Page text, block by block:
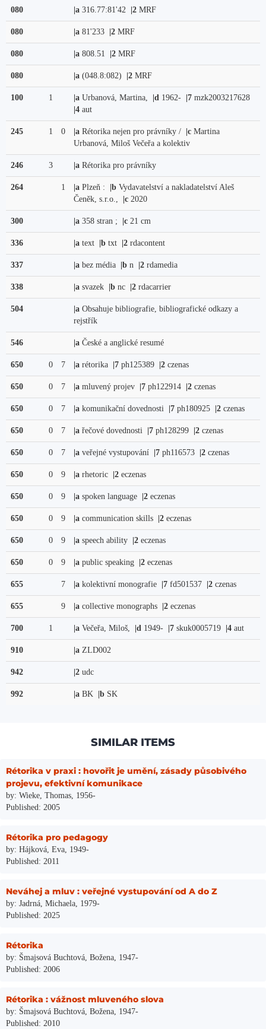
080 |a 316.77:81'42 |2 MRF
080 |a 81'233 |2 MRF
080 |a 808.51 |2 MRF
080 |a (048.8:082) |2 MRF
100 1 |a Urbanová, Martina, |d 1962- |7 mzk2003217628
|4 aut
245 1 0 |a Rétorika nejen pro právníky / |c Martina
Urbanová, Miloš Večeřa a kolektiv
246 3 |a Rétorika pro právníky
264 1 |a Plzeň : |b Vydavatelství a nakladatelství Aleš
Čeněk, s.r.o.,
|c 2020
300 |a 358 stran ; |c 21 cm
336 |a text |b txt |2 rdacontent
337 |a bez média |b n |2 rdamedia
338 |a svazek |b nc |2 rdacarrier
504 |a Obsahuje bibliografie, bibliografické odkazy a
rejstřík
546 |a České a anglické resumé
650 0 7 |a rétorika |7 ph125389 |2 czenas
650 0 7 |a mluvený projev |7 ph122914 |2 czenas
650 0 7 |a komunikační dovednosti |7 ph180925 |2 czenas
650 0 7 |a řečové dovednosti |7 ph128299 |2 czenas
650 0 7 |a veřejné vystupování |7 ph116573 |2 czenas
650 0 9 |a rhetoric |2 eczenas
650 0 9 |a spoken language |2 eczenas
650 0 9 |a communication skills |2 eczenas
650 0 9 |a speech ability |2 eczenas
650 0 9 |a public speaking |2 eczenas
655 7 |a kolektivní monografie |7 fd501537 |2 czenas
655 9 |a collective monographs |2 eczenas
700 1 |a Večeřa, Miloš, |d 1949- |7 skuk0005719 |4 aut
910 |a ZLD002
942 |2 udc
992 |a BK |b SK
SIMILAR ITEMS
Rétorika v praxi : hovořit je umění, zásady působivého
projevu, efektivní komunikace
by: Wieke, Thomas, 1956-
Published: 2005
Rétorika pro pedagogy
by: Hájková, Eva, 1949-
Published: 2011
Neváhej a mluv : veřejné vystupování od A do Z
by: Jadrná, Michaela, 1979-
Published: 2025
Rétorika
by: Šmajsová Buchtová, Božena, 1947-
Published: 2006
Rétorika : vážnost mluveného slova
by: Šmajsová Buchtová, Božena, 1947-
Published: 2010